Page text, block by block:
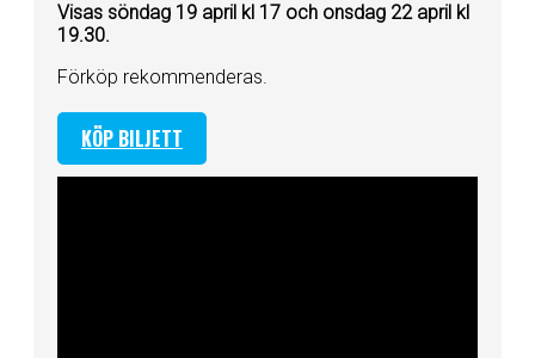
Visas söndag 19 april kl 17 och onsdag 22 april kl
19.30.
Förköp rekommenderas.
KÖP BILJETT